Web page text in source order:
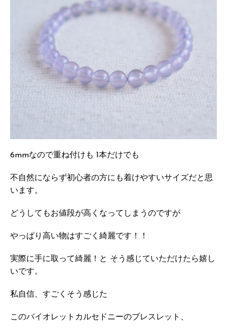
6mmなので重ね付けも 1本だけでも
不自然にならず初心者の方にも着けやすいサイズだと思
います。
どうしてもお値段が高くなってしまうのですが
やっぱり高い物はすごく綺麗です！！
実際に手に取って綺麗！と そう感じていただけたら嬉し
いです。
私自信、すごくそう感じた
このバイオレットカルセドニーのブレスレット、